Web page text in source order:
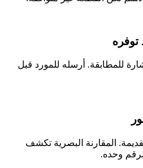
للمطابقة. أرسله للمورد قبل
المقارنة البصرية تكشف
وحده.